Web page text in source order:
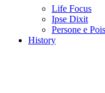
Life Focus
Ipse Dixit
Persone e
History